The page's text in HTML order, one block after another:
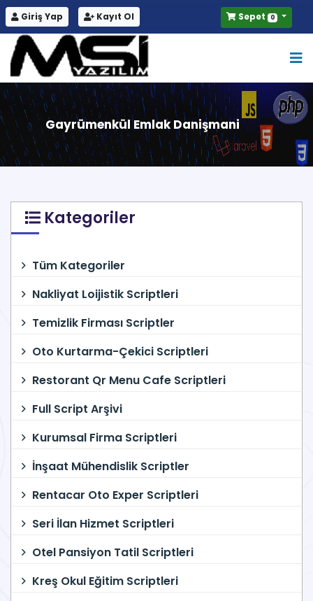
Giriş Yap Kayıt Ol Sepet 0
Gayrümenkül Emlak Danişmani
Kategoriler
Tüm Kategoriler
Nakliyat Loijistik Scriptleri
Temizlik Firması Scriptler
Oto Kurtarma-Çekici Scriptleri
Restorant Qr Menu Cafe Scriptleri
Full Script Arşivi
Kurumsal Firma Scriptleri
İnşaat Mühendislik Scriptler
Rentacar Oto Exper Scriptleri
Seri İlan Hizmet Scriptleri
Otel Pansiyon Tatil Scriptleri
Kreş Okul Eğitim Scriptleri